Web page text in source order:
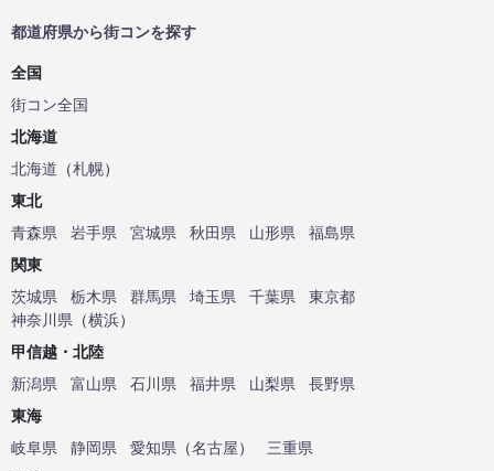
都道府県から街コンを探す
全国
街コン全国
北海道
北海道 （札幌）
東北
青森県
岩手県 宮城県 秋田県 山形県
福島県
関東
茨城県
栃木県 群馬県 埼玉県 千葉県
東京都
神奈川県 （横浜）
甲信越・北陸
新潟県
富山県 石川県 福井県 山梨県
長野県
東海
岐阜県
静岡県 愛知県 （名古屋）
三重県